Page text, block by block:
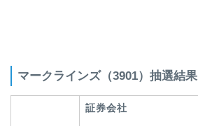
マークラインズ（3901）抽選結果
証券会社